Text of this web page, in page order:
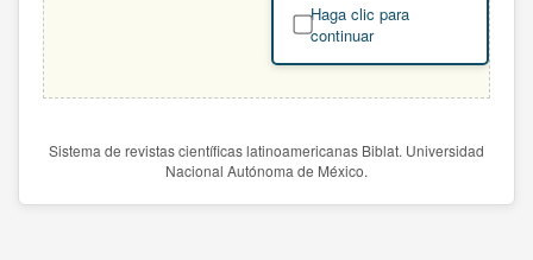
Haga clic para
continuar
Sistema de revistas científicas latinoamericanas Biblat. Universidad
Nacional Autónoma de México.